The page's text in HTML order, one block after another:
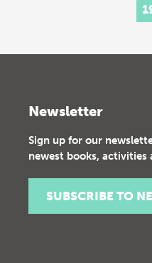
Newsletter
Sign up for our
newest books, activities
SUBSCRIBE TO